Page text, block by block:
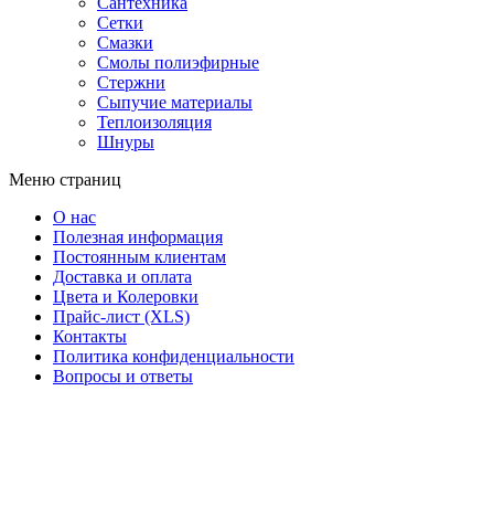
Сетки
Смазки
Смолы полиэфирные
Стержни
Сыпучие материалы
Теплоизоляция
Шнуры
Меню страниц
О нас
Полезная информация
Постоянным клиентам
Доставка и оплата
Цвета и Колеровки
Прайс-лист (XLS)
Контакты
Политика конфиденциальности
Вопросы и ответы